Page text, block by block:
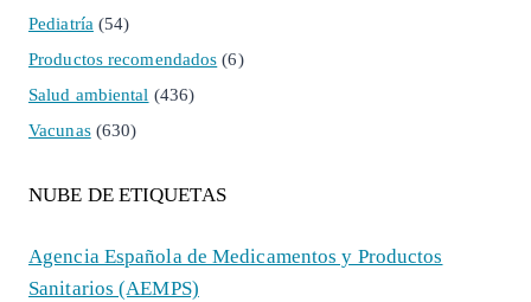
Pediatría (54)
Productos recomendados (6)
Salud ambiental (436)
Vacunas(630)
NUBE DE ETIQUETAS
Agencia Española de Medicamentos y Productos
Sanitarios (AEMPS)